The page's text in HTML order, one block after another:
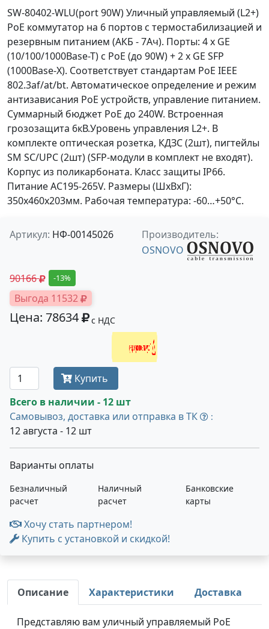
SW-80402-WLU(port 90W) Уличный управляемый (L2+)
PoE коммутатор на 6 портов с термостабилизацией и
резервным питанием (АКБ - 7Ач). Порты: 4 x GE
(10/100/1000Base-T) с PoE (до 90W) + 2 x GE SFP
(1000Base-X). Соответствует стандартам PoE IEEE
802.3af/at/bt. Автоматическое определение и режим
антизависания PoE устройств, управление питанием.
Суммарный бюджет PoE до 240W. Встроенная
грозозащита 6кВ.Уровень управления L2+. В
комплекте оптическая розетка, КДЗС (2шт), пигтейлы
SM SC/UPC (2шт) (SFP-модули в комплект не входят).
Корпус из поликарбоната. Класс защиты IP66.
Питание AC195-265V. Размеры (ШхВхГ):
350x460x203мм. Рабочая температура: -60…+50°С.
Артикул: НФ-00145026
Производитель:
OSNOVO
90166 -13%
Выгода 11532
Цена: 78634 с НДС
Получить оптовую цену
Купить
Всего в наличии - 12 шт
Самовывоз, доставка или отправка в ТК
:
12 августа - 12 шт
Варианты оплаты
Безналичный
расчет
Наличный
расчет
Банковские
карты
Хочу стать партнером!
Купить с установкой и скидкой!
Описание Характеристики Доставка
Представляю вам уличный управляемый PoE